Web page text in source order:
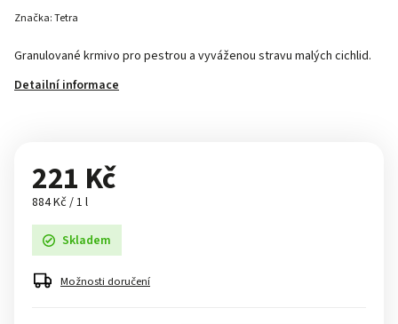
Granulované krmivo pro pestrou a vyváženou stravu malých cichlid.
Detailní informace
Značka:Tetra
221 Kč
884 Kč / 1 l
Skladem
Možnosti doručení